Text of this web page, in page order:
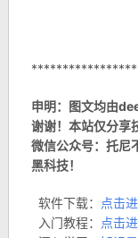
申明：图文均由
谢谢！本站仅分享
微信公众号：托尼
黑科技！
软件下载：
点击
入门教程：
点击